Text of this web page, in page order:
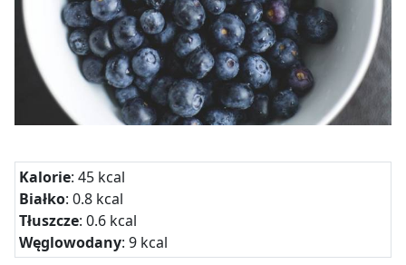
Kalorie: 45 kcal
Białko: 0.8 kcal
Tłuszcze: 0.6 kcal
Węglowodany: 9 kcal